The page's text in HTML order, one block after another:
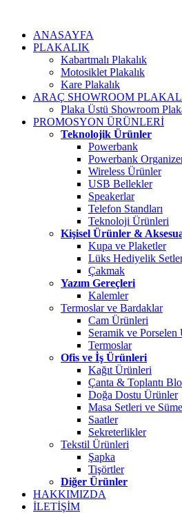
ANASAYFA
PLAKALIK
Kabartmalı Plakalık
Motosiklet Plakalık
Kare Plakalık
ARAÇ SHOWROOM
Plaka Üstü Showroom
PROMOSYON ÜRÜNLERİ
Teknolojik Ürünler
Powerbank
Powerbank
Wireless Ürünler
USB Bellekler
Speakerlar
Telefon Standları
Teknoloji Ürünleri
Kişisel Ürünler &
Kupa ve Plaketler
Lüks Hediyelik
Çakmak
Yazım Gereçleri
Kalemler
Termoslar ve Bardaklar
Cam Ürünleri
Seramik ve Porselen
Termoslar
Ofis ve İş Ürünleri
Kağıt Ürünleri
Çanta & Toplantı
Doğa Dostu Ürünler
Masa Setleri ve
Saatler
Sekreterlikler
Tekstil Ürünleri
Şapka
Tişörtler
Diğer Ürünler
HAKKIMIZDA
İLETİŞİM